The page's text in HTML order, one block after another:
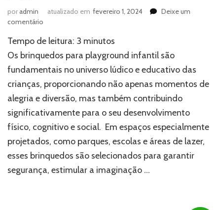
poradmin atualizado em fevereiro 1, 2024
Deixe um
comentário
que
investir
brinquedos
para
playground
infantil?
Tempo de leitura: 3 minutos
Os brinquedos para playground infantil são
fundamentais no universo lúdico e educativo das
crianças, proporcionando não apenas momentos de
alegria e diversão, mas também contribuindo
significativamente para o seu desenvolvimento
físico, cognitivo e social. Em espaços especialmente
projetados, como parques, escolas e áreas de lazer,
esses brinquedos são selecionados para garantir
segurança, estimular a imaginação …